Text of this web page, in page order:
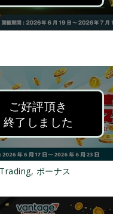
ご好評頂き
終了しました
, ボーナス